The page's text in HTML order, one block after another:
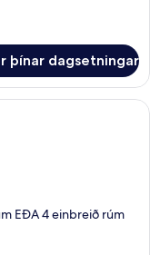
þínar dagsetningar
í herbergi,
EÐA 4 einbreið rúm